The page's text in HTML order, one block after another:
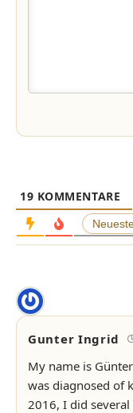
19 KOMMENTARE
Gunter Ingrid
My name is
was diagnosed of
2016, I did